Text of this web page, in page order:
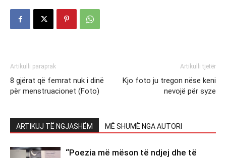
Artikulli paraprak
8 gjërat që femrat nuk i dinë
për menstruacionet (Foto)
Artikulli tjetër
Kjo foto ju tregon nëse keni
nevojë për syze
ARTIKUJ TË NGJASHËM MË SHUMË NGA AUTORI
“Poezia më mëson të ndjej dhe të